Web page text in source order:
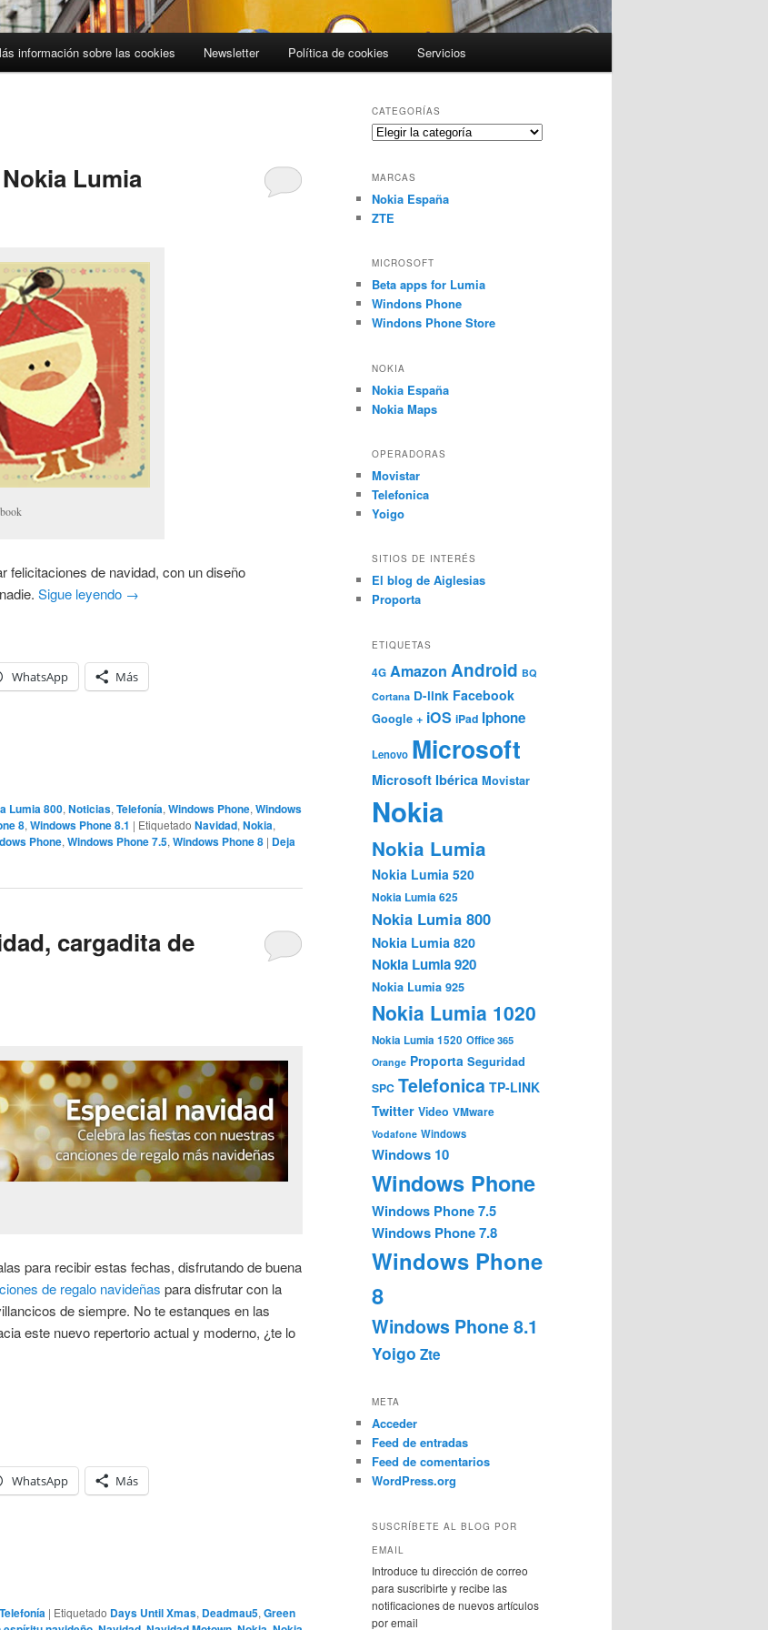
información sobre las cookies Newsletter Política de cookies Servicios
Lumia
felicitaciones de navidad, con un diseño
Sigue leyendo →
WhatsApp Más
Lumia 800, Noticias, Telefonía, Windows Phone, Windows
8, Windows Phone 8.1 | Etiquetado Navidad, Nokia,
Phone, Windows Phone 7.5, Windows Phone 8 | Deja
cargadita de
para recibir estas fechas, disfrutando de buena
de regalo navideñas para disfrutar con la
de siempre. No te estanques en las
este nuevo repertorio actual y moderno, ¿te lo
WhatsApp Más
Telefonía | Etiquetado Days Until Xmas, Deadmau5, Green
CATEGORÍAS
Categorías
MARCAS
Nokia España
ZTE
MICROSOFT
Beta apps for Lumia
Windons Phone
Windons Phone Store
NOKIA
Nokia España
Nokia Maps
OPERADORAS
Movistar
Telefonica
Yoigo
SITIOS DE INTERÉS
El blog de Aiglesias
Proporta
ETIQUETAS
4G Amazon Android BQ
Cortana D-link Facebook
Google + iOS iPad Iphone
Lenovo Microsoft
Microsoft Ibérica Movistar
Nokia
Nokia Lumia
Nokia Lumia 520
Nokia Lumia 625
Nokia Lumia 800
Nokia Lumia 820
Nokia Lumia 920
Nokia Lumia 925
Nokia Lumia 1020
Nokia Lumia 1520 Office 365
Orange Proporta Seguridad
SPC Telefonica TP-LINK
Twitter Video VMware
Vodafone Windows
Windows 10
Windows Phone
Windows Phone 7.5
Windows Phone 7.8
Windows Phone
8
Windows Phone 8.1
Yoigo Zte
META
Acceder
Feed de entradas
Feed de comentarios
WordPress.org
SUSCRÍBETE AL BLOG POR
EMAIL
Introduce tu dirección de correo
para suscribirte y recibe las
notificaciones de nuevos artículos
por email